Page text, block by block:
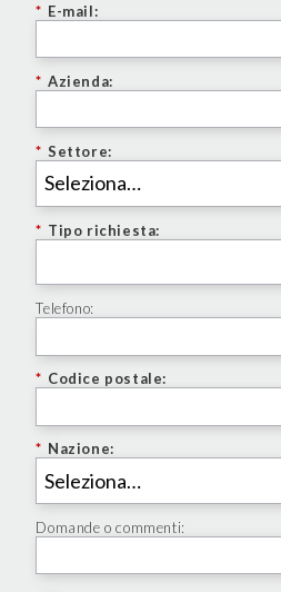
* E-mail:
* Azienda:
* Settore:
* Tipo richiesta:
Telefono:
* Codice postale:
* Nazione:
Domande o commenti: